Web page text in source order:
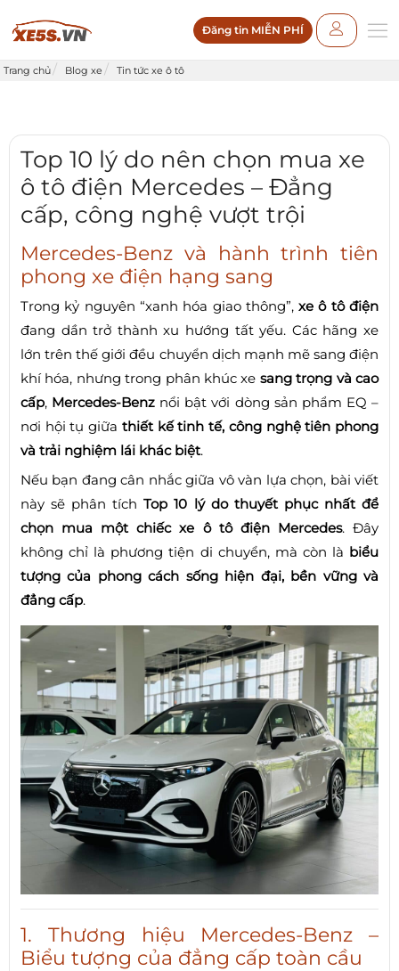
Đăng tin MIỄN PHÍ
Trang chủ Blog xe Tin tức xe ô tô
Top 10 lý do nên chọn mua xe
ô tô điện Mercedes – Đẳng
cấp, công nghệ vượt trội
Mercedes-Benz và hành trình tiên
phong xe điện hạng sang
Trong kỷ nguyên “xanh hóa giao thông”,xe ô tô điện
đang dần trở thành xu hướng tất yếu. Các hãng xe
lớn trên thế giới đều chuyển dịch mạnh mẽ sang điện
khí hóa, nhưng trong phân khúc xe sang trọng và cao
cấp, Mercedes-Benz nổi bật với dòng sản phẩm EQ –
nơi hội tụ giữa thiết kế tinh tế, công nghệ tiên phong
và trải nghiệm lái khác biệt.
Nếu bạn đang cân nhắc giữa vô vàn lựa chọn, bài viết
này sẽ phân tíchTop 10 lý do thuyết phục nhất để
chọn mua một chiếc xe ô tô điện Mercedes. Đây
không chỉ là phương tiện di chuyển, mà còn là biểu
tượng của phong cách sống hiện đại, bền vững và
đẳng cấp.
1. Thương hiệu Mercedes-Benz –
Biểu tượng của đẳng cấp toàn cầu